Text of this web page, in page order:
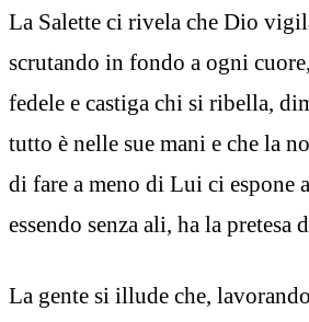
La Salette ci rivela che Dio
scrutando in fondo a ogni
fedele e castiga chi si ribella,
tutto è nelle sue mani e che la
di fare a meno di Lui ci espone
essendo senza ali, ha la pretesa
La gente si illude che,